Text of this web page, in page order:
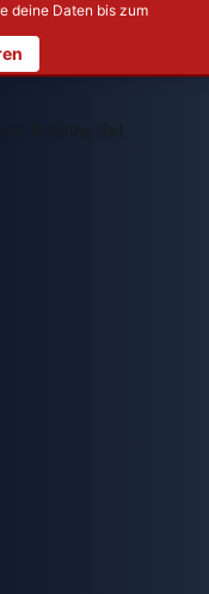
deine Daten bis zum
Building Set